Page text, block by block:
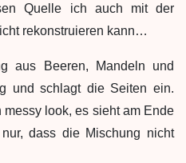
Quelle ich auch mit der
rekonstruieren kann…
aus Beeren, Mandeln und
und schlagt die Seiten ein.
look, es sieht am Ende
dass die Mischung nicht